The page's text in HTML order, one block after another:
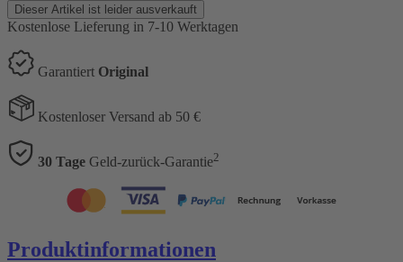
Dieser Artikel ist leider ausverkauft
Kostenlose Lieferung in 7-10 Werktagen
Garantiert Original
Kostenloser Versand ab 50 €
30 Tage Geld-zurück-Garantie2
Produktinformationen